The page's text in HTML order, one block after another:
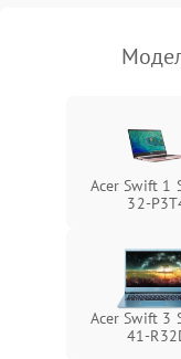
Acer Swift 1
32-
Acer Swift 3
41-